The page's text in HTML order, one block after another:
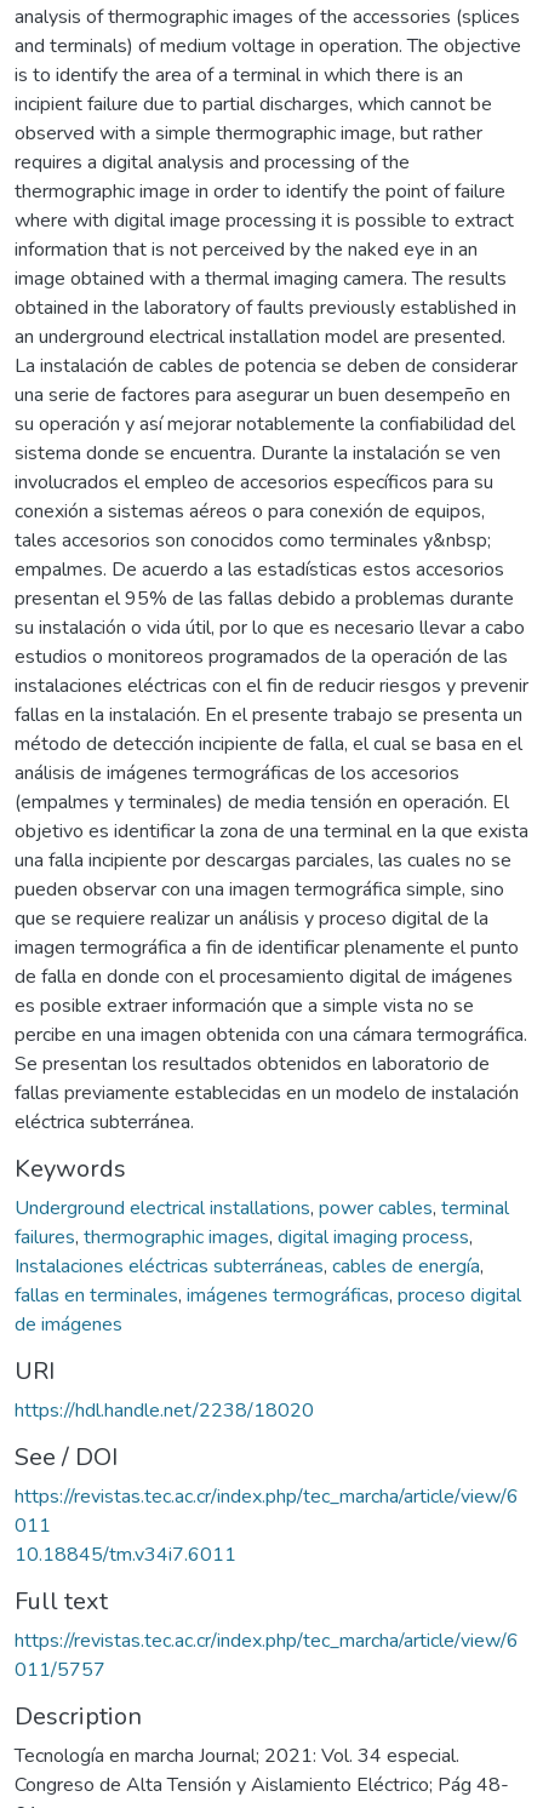
analysis of thermographic images of the accessories (splices
and terminals) of medium voltage in operation. The objective
is to identify the area of a terminal in which there is an
incipient failure due to partial discharges, which cannot be
observed with a simple thermographic image, but rather
requires a digital analysis and processing of the
thermographic image in order to identify the point of failure
where with digital image processing it is possible to extract
information that is not perceived by the naked eye in an
image obtained with a thermal imaging camera. The results
obtained in the laboratory of faults previously established in
an underground electrical installation model are presented.
La instalación de cables de potencia se deben de considerar
una serie de factores para asegurar un buen desempeño en
su operación y así mejorar notablemente la confiabilidad del
sistema donde se encuentra. Durante la instalación se ven
involucrados el empleo de accesorios específicos para su
conexión a sistemas aéreos o para conexión de equipos,
tales accesorios son conocidos como terminales y&nbsp;
empalmes. De acuerdo a las estadísticas estos accesorios
presentan el 95% de las fallas debido a problemas durante
su instalación o vida útil, por lo que es necesario llevar a cabo
estudios o monitoreos programados de la operación de las
instalaciones eléctricas con el fin de reducir riesgos y prevenir
fallas en la instalación. En el presente trabajo se presenta un
método de detección incipiente de falla, el cual se basa en el
análisis de imágenes termográficas de los accesorios
(empalmes y terminales) de media tensión en operación. El
objetivo es identificar la zona de una terminal en la que exista
una falla incipiente por descargas parciales, las cuales no se
pueden observar con una imagen termográfica simple, sino
que se requiere realizar un análisis y proceso digital de la
imagen termográfica a fin de identificar plenamente el punto
de falla en donde con el procesamiento digital de imágenes
es posible extraer información que a simple vista no se
percibe en una imagen obtenida con una cámara termográfica.
Se presentan los resultados obtenidos en laboratorio de
fallas previamente establecidas en un modelo de instalación
eléctrica subterránea.
Keywords
Underground electrical installations, power cables, terminal
failures, thermographic images, digital imaging process,
Instalaciones eléctricas subterráneas, cables de energía,
fallas en terminales, imágenes termográficas, proceso digital
de imágenes
URI
https://hdl.handle.net/2238/18020
See / DOI
https://revistas.tec.ac.cr/index.php/tec_marcha/article/view/6
011
10.18845/tm.v34i7.6011
Full text
https://revistas.tec.ac.cr/index.php/tec_marcha/article/view/6
011/5757
Description
Tecnología en marcha Journal; 2021: Vol. 34 especial.
Congreso de Alta Tensión y Aislamiento Eléctrico; Pág 48-